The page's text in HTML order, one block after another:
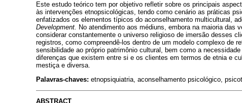
Este estudo teórico tem por objetivo refletir sobre os principais
às intervenções etnopsicológicas, tendo como cenário as práticas
enfatizados os elementos típicos do aconselhamento multicultural,
Development. No atendimento aos médiuns, embora na maioria das
considerar constantemente o universo religioso de imersão desses
registros, como compreendê-los dentro de um modelo complexo de
sensibilidade ao próprio patrimônio cultural, bem como a
diferenças que existem entre si e os clientes em termos de etnia e
mestiça e diversa.
Palavras-chaves: etnopsiquiatria, aconselhamento psicológico,
ABSTRACT